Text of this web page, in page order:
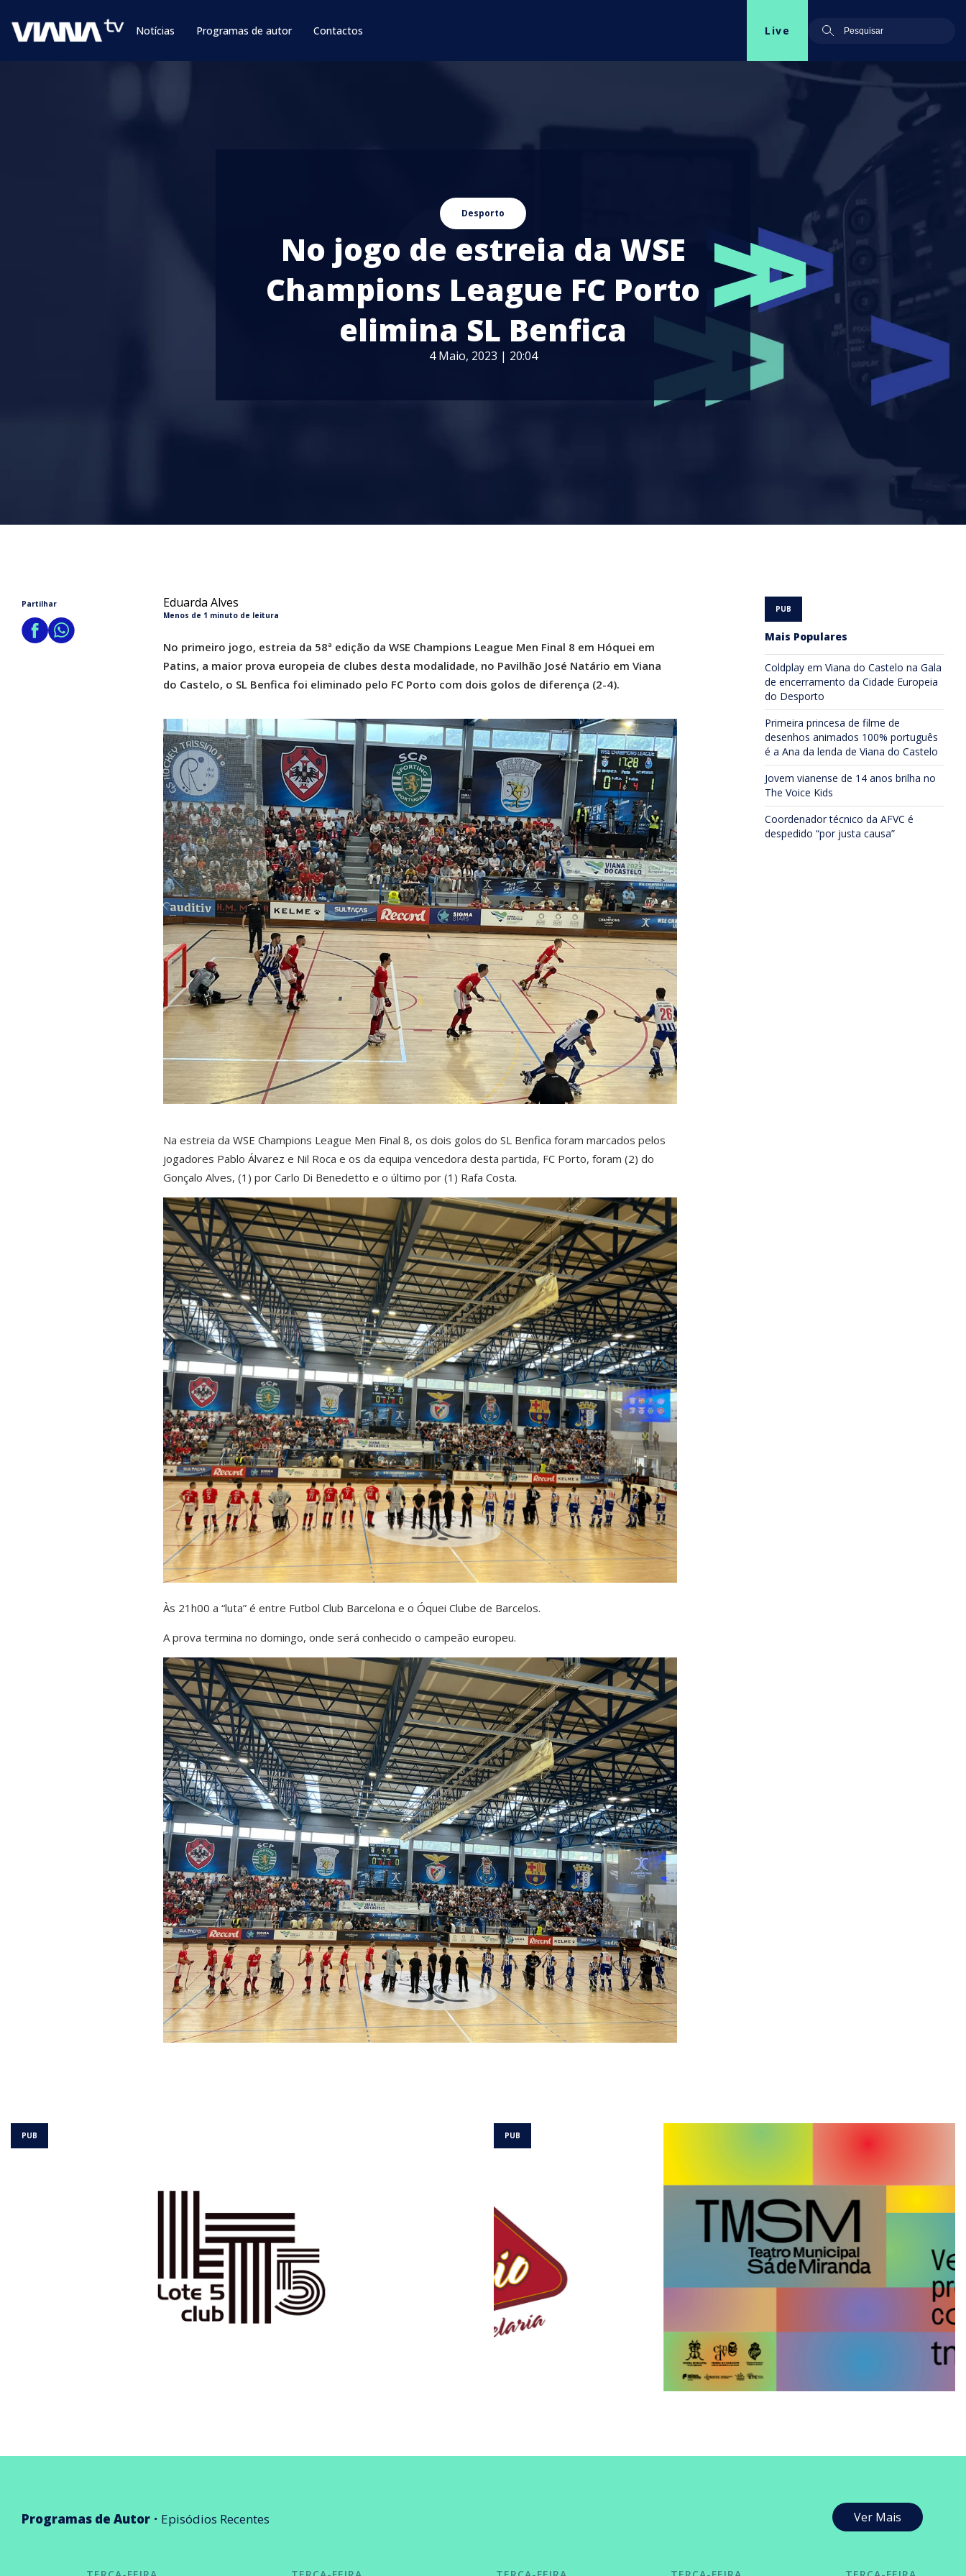
Notícias Programas de autor Contactos Live
Desporto
No jogo de estreia da WSE
Champions League FC Porto
elimina SL Benfica
4 Maio, 2023 | 20:04
Partilhar Eduarda Alves
Menos de 1 minuto de leitura
No primeiro jogo, estreia da 58ª edição da WSE Champions League Men Final 8 em Hóquei em
Patins, a maior prova europeia de clubes desta modalidade, no Pavilhão José Natário em Viana
do Castelo, o SL Benfica foi eliminado pelo FC Porto com dois golos de diferença (2-4).
Na estreia da WSE Champions League Men Final 8, os dois golos do SL Benfica foram marcados pelos
jogadores Pablo Álvarez e Nil Roca e os da equipa vencedora desta partida, FC Porto, foram (2) do
Gonçalo Alves, (1) por Carlo Di Benedetto e o último por (1) Rafa Costa.
Às 21h00 a “luta” é entre Futbol Club Barcelona e o Óquei Clube de Barcelos.
A prova termina no domingo, onde será conhecido o campeão europeu.
Mais Populares
Coldplay em Viana do Castelo na Gala
de encerramento da Cidade Europeia
do Desporto
Primeira princesa de filme de
desenhos animados 100% português
é a Ana da lenda de Viana do Castelo
Jovem vianense de 14 anos brilha no
The Voice Kids
Coordenador técnico da AFVC é
despedido “por justa causa”
Programas de Autor Episódios Recentes Ver Mais